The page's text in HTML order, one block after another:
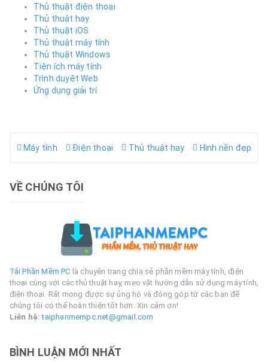
Thủ thuật điện thoại
Thủ thuật hay
Thủ thuật iOS
Thủ thuật máy tính
Thủ thuật Windows
Tiện ích máy tính
Trình duyệt Web
Ứng dụng giải trí
Máy tính Điện thoại Thủ thuật hay Hình nền đẹp
VỀ CHÚNG TÔI
Tải Phần Mềm PC là chuyên trang chia sẻ phần mềm máy tính, điện
thoại cùng với các thủ thuật hay, mẹo vặt hướng dẫn sử dụng máy tính,
điện thoại. Rất mong được sự ủng hộ và đóng góp từ các bạn để
chúng tôi có thể hoàn thiện tốt hơn. Xin cảm ơn!
Liên hệ: taiphanmempc.net@gmail.com
BÌNH LUẬN MỚI NHẤT